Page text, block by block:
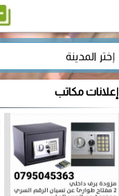
إعلانات مكاتب